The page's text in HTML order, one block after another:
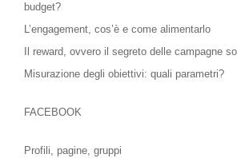
budget?
L’engagement, cos’è e come alimentarlo
Il reward, ovvero il segreto delle campagne
Misurazione degli obiettivi: quali parametri?
FACEBOOK
Profili, pagine, gruppi